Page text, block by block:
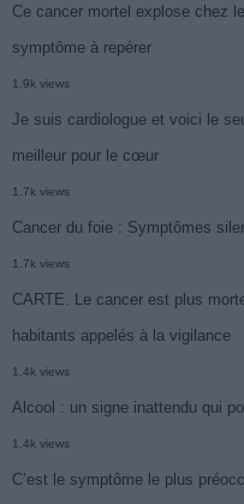
Ce cancer mortel explose chez
symptôme à repérer
1.9k views
Je suis cardiologue et voici le
meilleur pour le cœur
1.7k views
Cancer du foie : Symptômes
1.7k views
CARTE. Le cancer est plus
habitants appelés à la vigilance
1.4k views
Alcool : un signe inattendu qui
1.4k views
C’est le symptôme le plus